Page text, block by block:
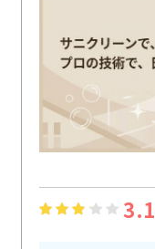
3.1